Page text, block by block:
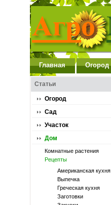
Главная Огород
Статьи
Огород
Сад
Участок
Дом
Комнатные растения
Рецепты
Американская кухня
Выпечка
Греческая кухня
Заготовки